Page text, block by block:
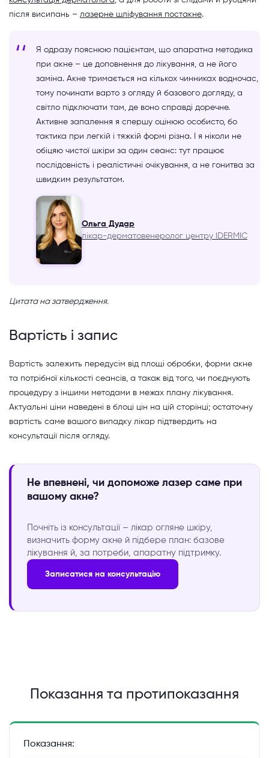
після висипань – лазерне шліфування постакне.
Я одразу пояснюю пацієнтам, що апаратна методика
при акне – це доповнення до лікування, а не його
заміна. Акне тримається на кількох чинниках водночас,
тому починати варто з огляду й базового догляду, а
світло підключати там, де воно справді доречне.
Активне запалення я спершу оцінюю особисто, бо
тактика при легкій і тяжкій формі різна. І я ніколи не
обіцяю чистої шкіри за один сеанс: тут працює
послідовність і реалістичні очікування, а не гонитва за
швидким результатом.
Ольга Дудар
лікар-дерматовенеролог центру IDERMIC
Цитата на затвердження.
Вартість і запис
Вартість залежить передусім від площі обробки, форми акне
та потрібної кількості сеансів, а також від того, чи поєднують
процедуру з іншими методами в межах плану лікування.
Актуальні ціни наведені в блоці цін на цій сторінці; остаточну
вартість саме вашого випадку лікар підтвердить на
консультації після огляду.
Не впевнені, чи допоможе лазер саме при
вашому акне?
Почніть із консультації – лікар огляне шкіру,
визначить форму акне й підбере план: базове
лікування й, за потреби, апаратну підтримку.
Записатися на консультацію
Показання та протипоказання
Показання: